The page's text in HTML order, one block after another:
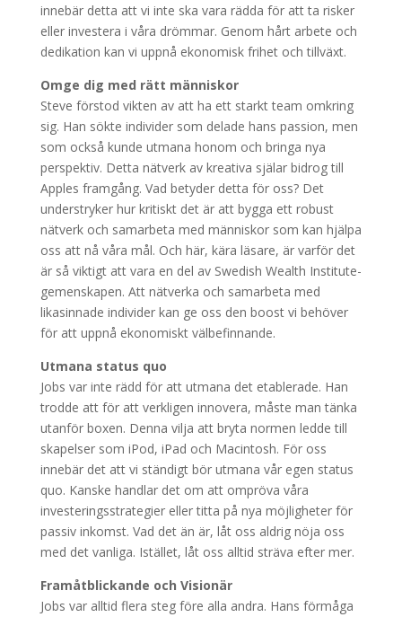
innebär detta att vi inte ska vara rädda för att ta risker
eller investera i våra drömmar. Genom hårt arbete och
dedikation kan vi uppnå ekonomisk frihet och tillväxt.
Omge dig med rätt människor
Steve förstod vikten av att ha ett starkt team omkring
sig. Han sökte individer som delade hans passion, men
som också kunde utmana honom och bringa nya
perspektiv. Detta nätverk av kreativa själar bidrog till
Apples framgång. Vad betyder detta för oss? Det
understryker hur kritiskt det är att bygga ett robust
nätverk och samarbeta med människor som kan hjälpa
oss att nå våra mål. Och här, kära läsare, är varför det
är så viktigt att vara en del av Swedish Wealth Institute-
gemenskapen. Att nätverka och samarbeta med
likasinnade individer kan ge oss den boost vi behöver
för att uppnå ekonomiskt välbefinnande.
Utmana status quo
Jobs var inte rädd för att utmana det etablerade. Han
trodde att för att verkligen innovera, måste man tänka
utanför boxen. Denna vilja att bryta normen ledde till
skapelser som iPod, iPad och Macintosh. För oss
innebär det att vi ständigt bör utmana vår egen status
quo. Kanske handlar det om att ompröva våra
investeringsstrategier eller titta på nya möjligheter för
passiv inkomst. Vad det än är, låt oss aldrig nöja oss
med det vanliga. Istället, låt oss alltid sträva efter mer.
Framåtblickande och Visionär
Jobs var alltid flera steg före alla andra. Hans förmåga